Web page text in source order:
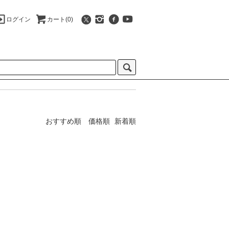
ログイン カート(0)
おすすめ順 価格順 新着順